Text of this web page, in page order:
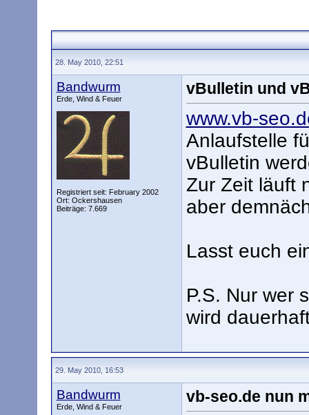
28. May 2010, 22:51
Bandwurm
Erde, Wind & Feuer
Registriert seit: February 2002
Ort: Ockershausen
Beiträge: 7.669
vBulletin und
www.vb-
Anlaufstelle
vBulletin
Zur Zeit läuft
aber
Lasst euch
P.S. Nur wer
wird
29. May 2010, 16:53
Bandwurm
Erde, Wind & Feuer
vb-seo.de nun